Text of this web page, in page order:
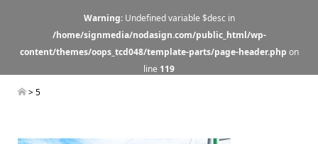
Warning: Undefined variable $desc in
/home/signmedia/nodasign.com/public_html/wp-
content/themes/oops_tcd048/template-parts/page-header.php on
line 119
> 5